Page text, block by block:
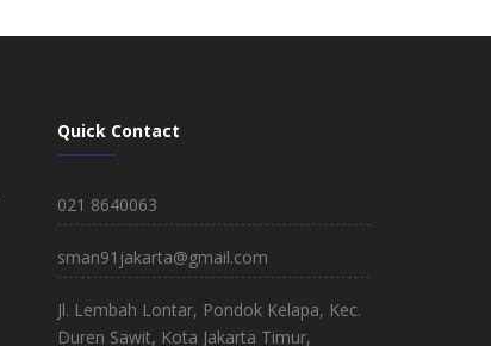
Quick Contact
021 8640063
sman91jakarta@gmail.com
Jl. Lembah Lontar, Pondok Kelapa, Kec.
Duren Sawit, Kota Jakarta Timur,